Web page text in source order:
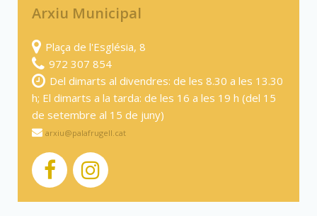
Arxiu Municipal
Plaça de l'Església, 8
972 307 854
Del dimarts al divendres: de les 8.30 a les 13.30
h; El dimarts a la tarda: de les 16 a les 19 h (del 15
de setembre al 15 de juny)
arxiu@palafrugell.cat